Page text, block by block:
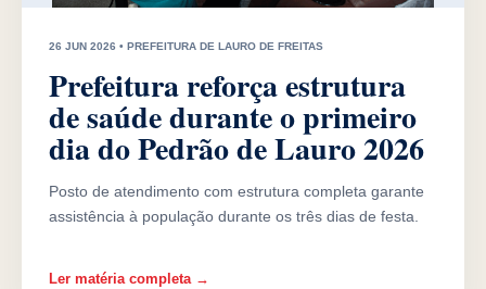
26 JUN 2026 • PREFEITURA DE LAURO DE FREITAS
Prefeitura reforça estrutura
de saúde durante o primeiro
dia do Pedrão de Lauro 2026
Posto de atendimento com estrutura completa garante
assistência à população durante os três dias de festa.
Ler matéria completa →